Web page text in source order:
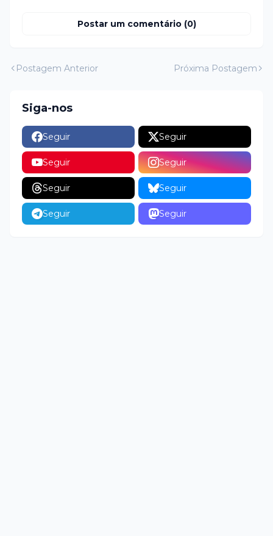
Postar um comentário (0)
Postagem Anterior Próxima Postagem
Siga-nos
Seguir Seguir
Seguir Seguir
Seguir Seguir
Seguir Seguir